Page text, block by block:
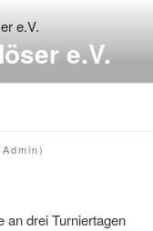
e.V.
an drei Turniertagen